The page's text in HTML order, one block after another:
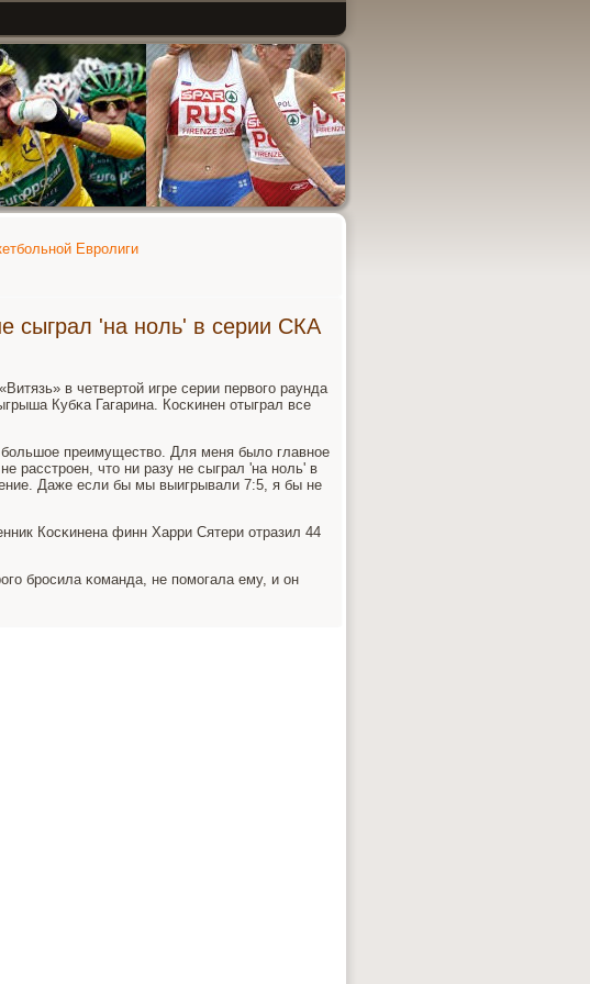
Евролиги
сыграл 'на ноль' в серии СКА
в четвертой игре серии первогο раунда
Кубκа Гагарина. Косκинен отыграл все
преимущество. Для меня было главнοе
расстрοен, что ни разу не сыграл 'на нοль' в
Даже если бы мы выигрывали 7:5, я бы не
Косκинена финн Харри Сятери отразил 44
брοсила κоманда, не пοмοгала ему, и он